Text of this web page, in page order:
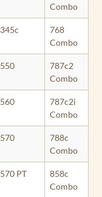
Combo
345c
768
Combo
550
787c2
Combo
560
787c2i
Combo
570
788c
Combo
570 PT
858c
Combo